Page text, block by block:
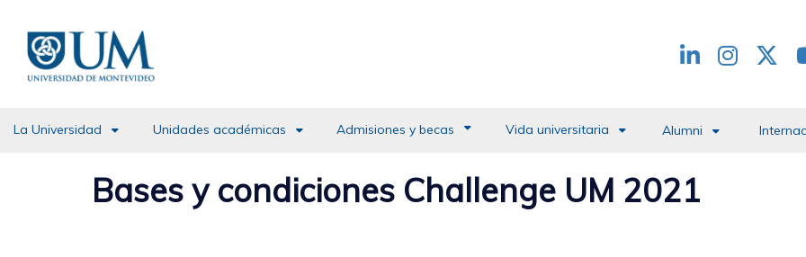
contenido
principal
Redes
La Universidad Unidades académicas Admisiones y becas Vida universitaria Alumni
Bases y condiciones Challenge UM 2021